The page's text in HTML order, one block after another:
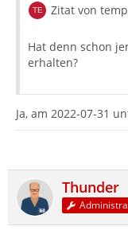
Zitat von
Hat denn schon
erhalten?
Ja, am 2022-07-31
Thunder